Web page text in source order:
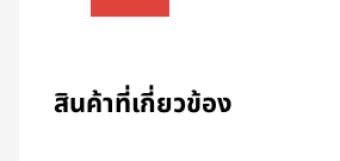
สินค้าที่เกี่ยวข้อง